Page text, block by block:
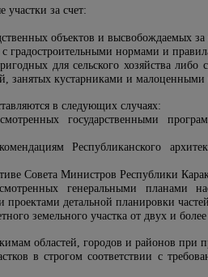
участки за счет:
объектов и высвобождаемых за
градостроительными нормами и
для сельского хозяйства
занятых кустарниками и малоценными
в следующих случаях:
государственными
Республиканского
Совета Министров Республики
генеральными планами
детальной планировки
земельного участка от двух и
областей, городов и районов при
в строгом соответствии с